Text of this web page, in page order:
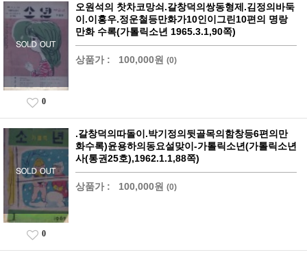
오원석의 찻차코망쇠.갈창덕의쌍동형제.김정의바둑
이.이홍우.정운철등만화가10인이그린10편의 명랑
만화 수록(가톨릭소년 1965.3.1,90쪽)
상품가 : 100,000원 (0)
0
.갈창덕의따돌이.박기정의뒷골목의함창등6편의만
화수록)윤용하의동요설맞이-가톨릭소년(가톨릭소년
사(통권25호),1962.1.1,88쪽)
상품가 : 100,000원 (0)
0